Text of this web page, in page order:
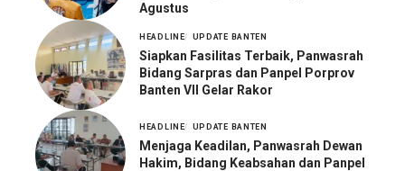
Agustus
HEADLINE UPDATE BANTEN
Siapkan Fasilitas Terbaik, Panwasrah
Bidang Sarpras dan Panpel Porprov
Banten VII Gelar Rakor
HEADLINE UPDATE BANTEN
Menjaga Keadilan, Panwasrah Dewan
Hakim, Bidang Keabsahan dan Panpel